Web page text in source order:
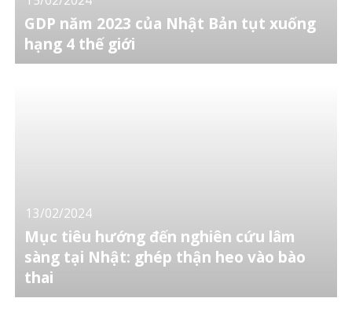
GDP năm 2023 của Nhật Bản tụt xuống
hạng 4 thế giới
13/02/2024
Mục tiêu hướng đến nghiên cứu lâm
sàng tại Nhật: ghép thận heo vào bào
thai